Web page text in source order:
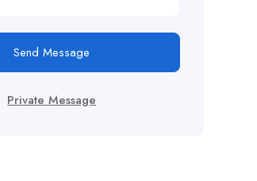
Send Message
Private Message